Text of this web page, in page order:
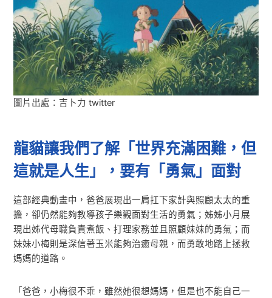
圖片出處：吉卜力 twitter
龍貓讓我們了解「世界充滿困難，但
這就是人生」，要有「勇氣」面對
這部經典動畫中，爸爸展現出一肩扛下家計與照顧太太的重
擔，卻仍然能夠教導孩子樂觀面對生活的勇氣；姊姊小月展
現出姊代母職負責煮飯、打理家務並且照顧妹妹的勇氣；而
妹妹小梅則是深信著玉米能夠治癒母親，而勇敢地踏上拯救
媽媽的道路。
「爸爸，小梅很不乖，雖然她很想媽媽，但是也不能自己一